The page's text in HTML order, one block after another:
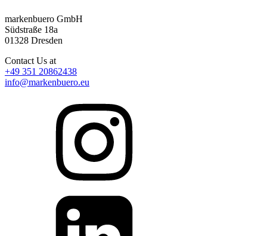
markenbuero GmbH
Südstraße 18a
01328 Dresden
Contact Us at
+49 351 20862438
info@markenbuero.eu